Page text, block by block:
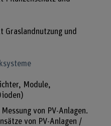
Graslandnutzung und
Module,
von PV-Anlagen.
von PV-Anlagen /